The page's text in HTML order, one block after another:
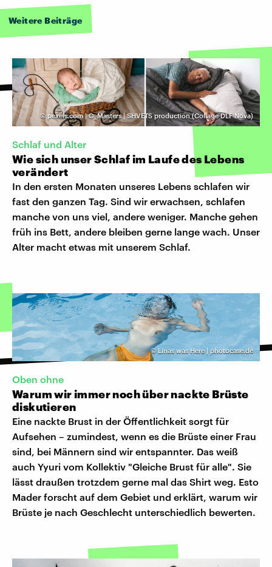
Weitere Beiträge
©pexels.com | G_Masters | SHVETS production (Collage DLF Nova)
Schlaf und Alter
Wie sich unser Schlaf im Laufe des Lebens
verändert
In den ersten Monaten unseres Lebens schlafen wir
fast den ganzen Tag. Sind wir erwachsen, schlafen
manche von uns viel, andere weniger. Manche gehen
früh ins Bett, andere bleiben gerne lange wach. Unser
Alter macht etwas mit unserem Schlaf.
©Linas was Here | photocase.de
Oben ohne
Warum wir immer noch über nackte Brüste
diskutieren
Eine nackte Brust in der Öffentlichkeit sorgt für
Aufsehen – zumindest, wenn es die Brüste einer Frau
sind, bei Männern sind wir entspannter. Das weiß
auch Yyuri vom Kollektiv "Gleiche Brust für alle". Sie
lässt draußen trotzdem gerne mal das Shirt weg. Esto
Mader forscht auf dem Gebiet und erklärt, warum wir
Brüste je nach Geschlecht unterschiedlich bewerten.